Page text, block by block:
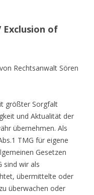
of
Rechtsanwalt Sören
größter Sorgfalt
und Aktualität der
übernehmen. Als
TMG für eigene
Gesetzen
sind wir als
übermittelte oder
überwachen oder